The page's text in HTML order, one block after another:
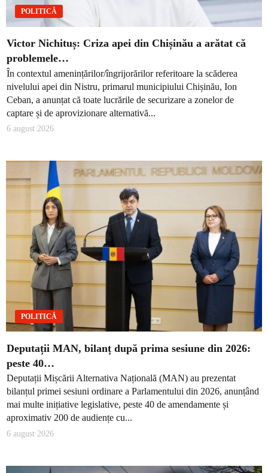
POLITICĂ
Victor Nichituș: Criza apei din Chișinău a arătat că
problemele…
În contextul amenințărilor/îngrijorărilor referitoare la scăderea
nivelului apei din Nistru, primarul municipiului Chișinău, Ion
Ceban, a anunțat că toate lucrările de securizare a zonelor de
captare și de aprovizionare alternativă...
6 august 2026
POLITICĂ
Deputații MAN, bilanț după prima sesiune din 2026:
peste 40…
Deputații Mișcării Alternativa Națională (MAN) au prezentat
bilanțul primei sesiuni ordinare a Parlamentului din 2026, anunțând
mai multe inițiative legislative, peste 40 de amendamente și
aproximativ 200 de audiențe cu...
6 august 2026